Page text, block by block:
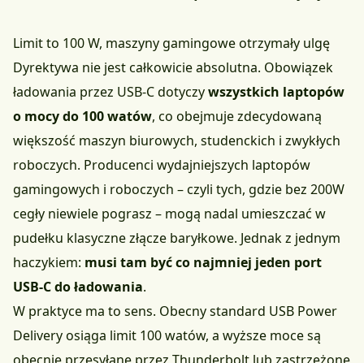
Limit to 100 W, maszyny gamingowe otrzymały ulgę
Dyrektywa nie jest całkowicie absolutna. Obowiązek
ładowania przez USB-C dotyczywszystkich laptopów
o mocy do 100 watów, co obejmuje zdecydowaną
większość maszyn biurowych, studenckich i zwykłych
roboczych. Producenci wydajniejszych laptopów
gamingowych i roboczych – czyli tych, gdzie bez 200W
cegły niewiele pograsz – mogą nadal umieszczać w
pudełku klasyczne złącze baryłkowe. Jednak z jednym
haczykiem: musi tam być co najmniej jeden port
USB-C do ładowania.
W praktyce ma to sens. Obecny standard USB Power
Delivery osiąga limit 100 watów, a wyższe moce są